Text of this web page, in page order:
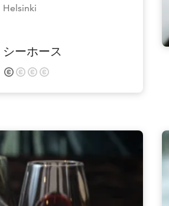
Helsinki
シーホース